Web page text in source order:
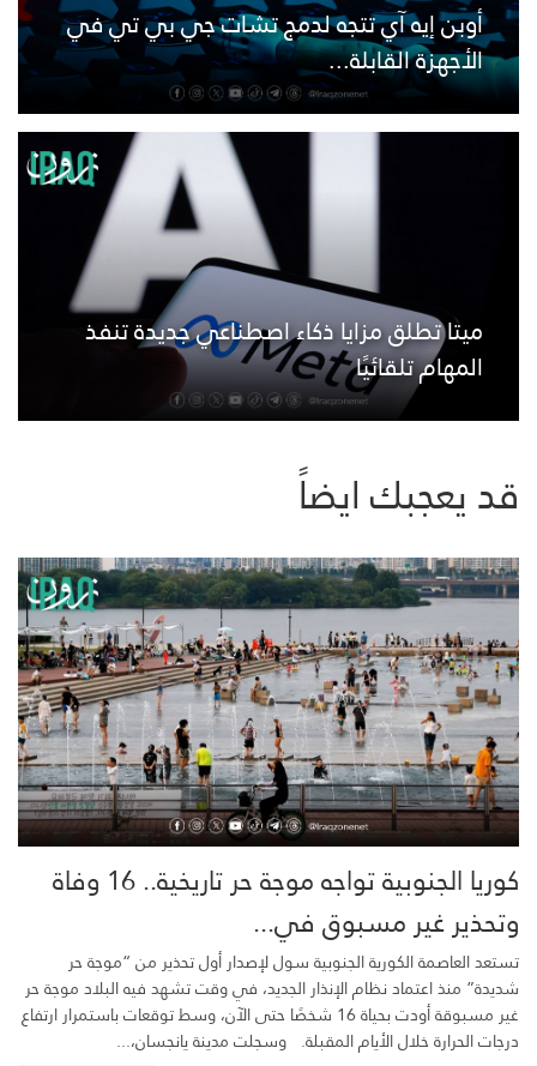
أوبن إيه آي تتجه لدمج تشات جي بي تي في
الأجهزة القابلة...
ميتا تطلق مزايا ذكاء اصطناعي جديدة تنفذ
المهام تلقائيًا
قد يعجبك ايضاً
كوريا الجنوبية تواجه موجة حر تاريخية.. 16 وفاة
وتحذير غير مسبوق في...
تستعد العاصمة الكورية الجنوبية سول لإصدار أول تحذير من “موجة حر
شديدة” منذ اعتماد نظام الإنذار الجديد، في وقت تشهد فيه البلاد موجة حر
غير مسبوقة أودت بحياة 16 شخصًا حتى الآن، وسط توقعات باستمرار ارتفاع
درجات الحرارة خلال الأيام المقبلة. وسجلت مدينة يانجسان،...